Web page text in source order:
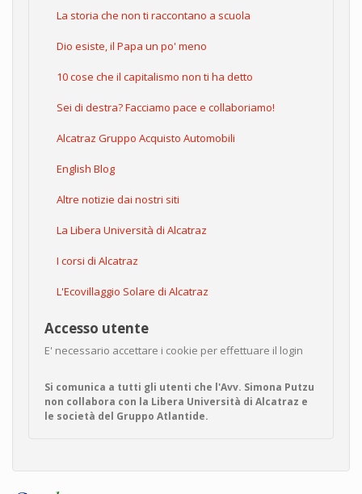
La storia che non ti raccontano a scuola
Dio esiste, il Papa un po' meno
10 cose che il capitalismo non ti ha detto
Sei di destra? Facciamo pace e collaboriamo!
Alcatraz Gruppo Acquisto Automobili
English Blog
Altre notizie dai nostri siti
La Libera Università di Alcatraz
I corsi di Alcatraz
L'Ecovillaggio Solare di Alcatraz
Accesso utente
E' necessario accettare i cookie per effettuare il login
Si comunica a tutti gli utenti che l'Avv. Simona Putzu
non collabora con la Libera Università di Alcatraz e
le società del Gruppo Atlantide.